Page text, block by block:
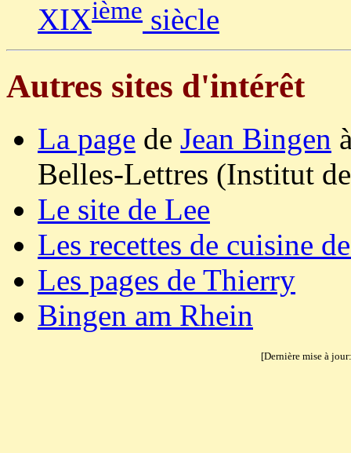
XIXième siècle
Autres sites d'intérêt
La page de Jean Bingen
Belles-Lettres (Institut
Le site de Lee
Les recettes de cuisine
Les pages de Thierry
Bingen am Rhein
[Dernière mise à